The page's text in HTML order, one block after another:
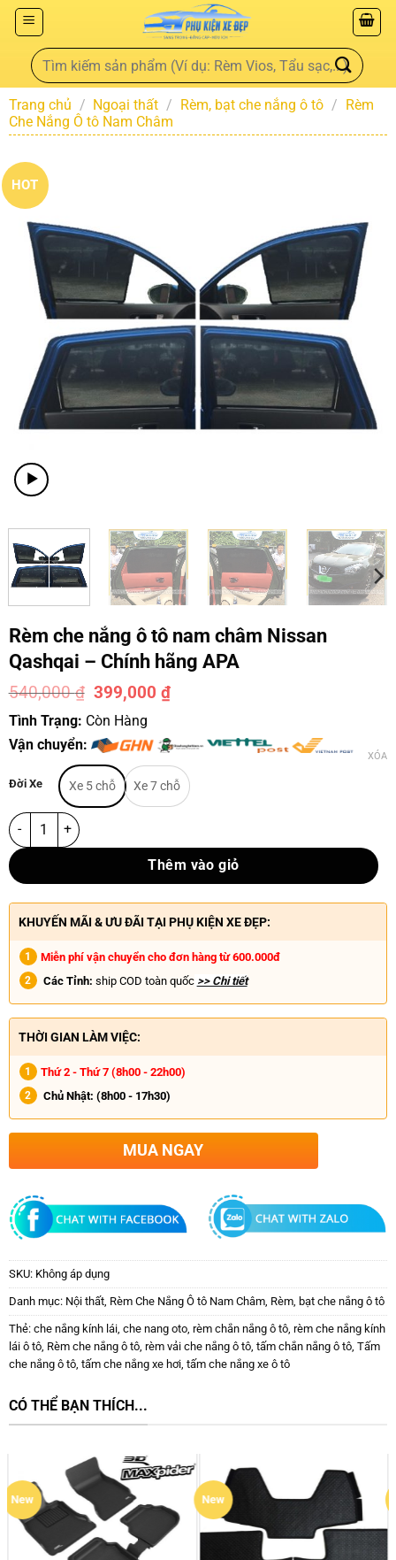
Trang chủ / Ngoại thất / Rèm, bạt che nắng ô tô / Rèm
Che Nắng Ô tô Nam Châm
HOT
Rèm che nắng ô tô nam châm Nissan
Qashqai – Chính hãng APA
540,000₫ 399,000₫
Tình Trạng: Còn Hàng
Vận chuyển:
Đời Xe Xe 5 chỗ Xe 7 chỗ
XÓA
Thêm vào giỏ
KHUYẾN MÃI & ƯU ĐÃI TẠI PHỤ KIỆN XE ĐẸP:
Miễn phí vận chuyển cho đơn hàng từ 600.000đ
Các Tỉnh: ship COD toàn quốc >> Chi tiết
THỜI GIAN LÀM VIỆC:
Thứ 2 - Thứ 7 (8h00 - 22h00)
Chủ Nhật: (8h00 - 17h30)
MUA NGAY
SKU: Không áp dụng
Danh mục: Nội thất, Rèm Che Nắng Ô tô Nam Châm, Rèm, bạt che nắng ô tô
Thẻ: che nắng kính lái, che nang oto, rèm chắn nắng ô tô, rèm che nắng kính
lái ô tô, Rèm che nắng ô tô, rèm vải che nắng ô tô, tấm chắn nắng ô tô, Tấm
che nắng ô tô, tấm che nắng xe hơi, tấm che nắng xe ô tô
CÓ THỂ BẠN THÍCH...
New